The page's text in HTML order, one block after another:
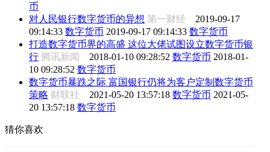
币
对人民银行数字货币的异想 第一财经 2019-09-17
09:14:33 数字货币 2019-09-17 09:14:33 数字货币
打造数字货币界的高盛 这位大佬试图设立数字货币银
行 腾讯新闻 2018-01-10 09:28:52 数字货币 2018-01-
10 09:28:52 数字货币
数字货币暴跌之际 富国银行仍将为客户定制数字货币
策略 财联社 2021-05-20 13:57:18 数字货币 2021-05-
20 13:57:18 数字货币
猜你喜欢